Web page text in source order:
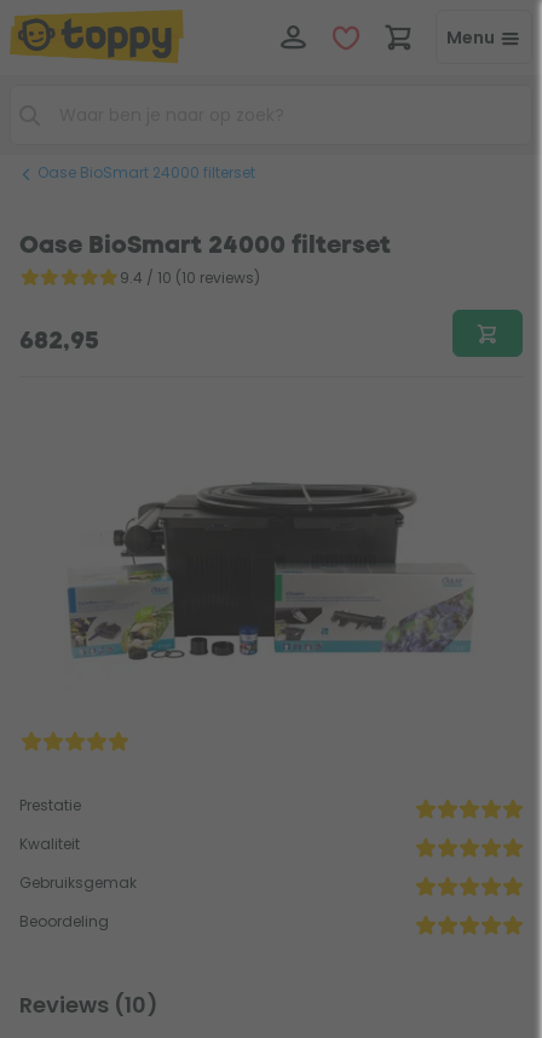
Menu
Oase BioSmart 24000 filterset
Oase BioSmart 24000 filterset
9.4 / 10 (10 reviews)
682,95
Prestatie
Kwaliteit
Gebruiksgemak
Beoordeling
Reviews (10)